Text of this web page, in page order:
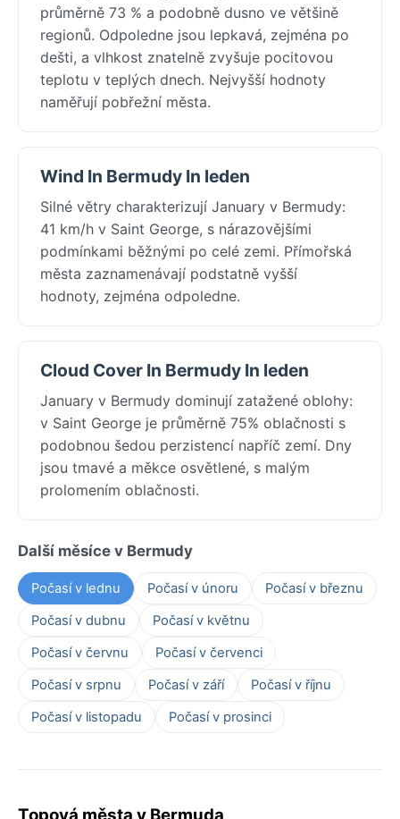
průměrně 73 % a podobně dusno ve většině
regionů. Odpoledne jsou lepkavá, zejména po
dešti, a vlhkost znatelně zvyšuje pocitovou
teplotu v teplých dnech. Nejvyšší hodnoty
naměřují pobřežní města.
Wind In Bermudy In leden
Silné větry charakterizují January v Bermudy:
41 km/h v Saint George, s nárazovějšími
podmínkami běžnými po celé zemi. Přímořská
města zaznamenávají podstatně vyšší
hodnoty, zejména odpoledne.
Cloud Cover In Bermudy In leden
January v Bermudy dominují zatažené oblohy:
v Saint George je průměrně 75% oblačnosti s
podobnou šedou perzistencí napříč zemí. Dny
jsou tmavé a měkce osvětlené, s malým
prolomením oblačnosti.
Další měsíce v Bermudy
Počasí v lednu Počasí v únoru
Počasí v březnu
Počasí v dubnu
Počasí v květnu
Počasí v červnu
Počasí v červenci
Počasí v srpnu
Počasí v září
Počasí v říjnu
Počasí v listopadu
Počasí v prosinci
Topová města v Bermuda